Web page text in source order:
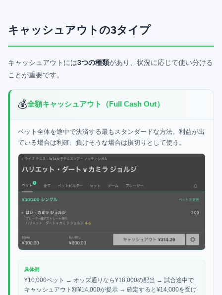
キャッシュアウトの3タイプ
キャッシュアウトには3つの種類があり、状況に応じて使い分ける
ことが重要です。
💰全額キャッシュアウト（Full Cash Out）
ベット全体を途中で決済する最もスタンダードな方法。利益が出
ている場合は利確、負けそうな場合は損切りとして使う。
具体例
¥10,000ベット → オッズ通りなら¥18,000の配当 → 試合途中で
キャッシュアウト額¥14,000が提示 → 確定すると¥14,000を受け